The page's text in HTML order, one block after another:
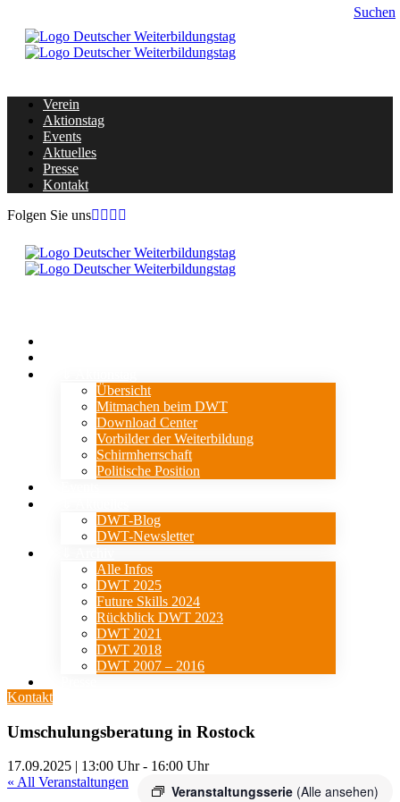
Suchen
Verein
Aktionstag
Events
Aktuelles
Presse
Kontakt
Folgen Sie uns
Übersicht
Mitmachen beim DWT
Download Center
Vorbilder der Weiterbildung
Schirmherrschaft
Politische Position
DWT-Blog
DWT-Newsletter
Alle Infos
DWT 2025
Future Skills 2024
Rückblick DWT 2023
DWT 2021
DWT 2018
DWT 2007 – 2016
Kontakt
Umschulungsberatung in Rostock
17.09.2025 | 13:00 Uhr- 16:00 Uhr
Veranstaltungsserie (Alle ansehen)
« All Veranstaltungen